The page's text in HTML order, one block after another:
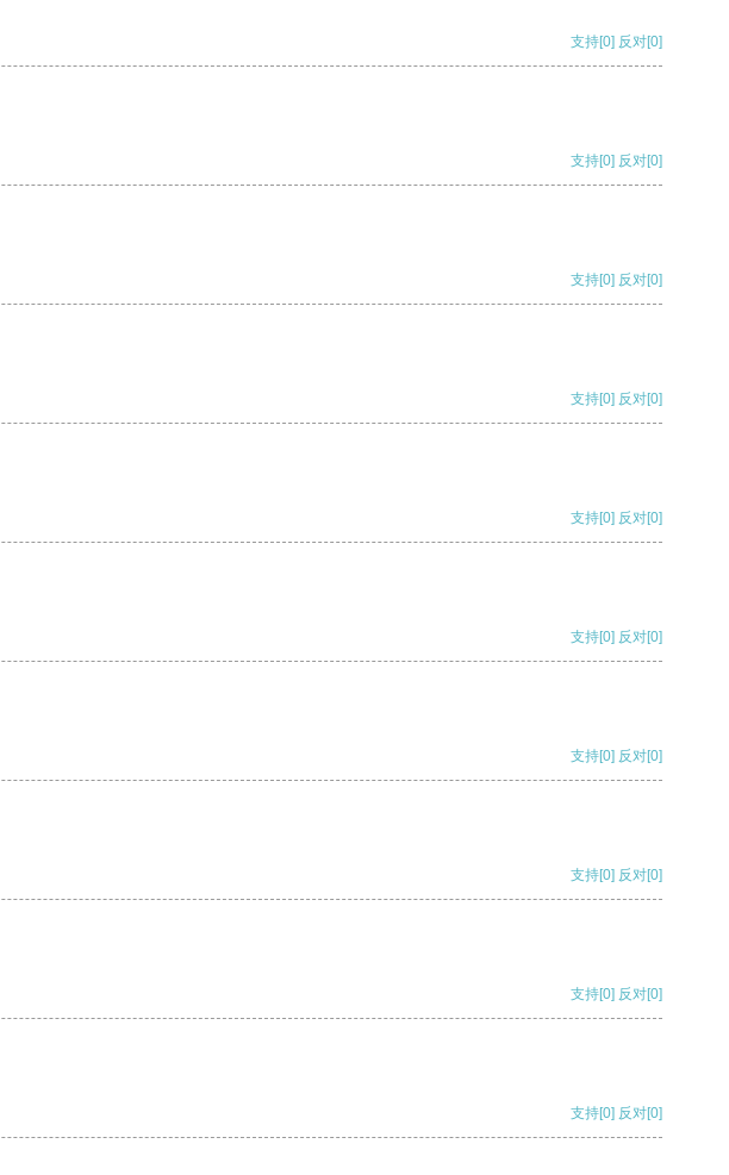
支持[0] 反对[0]
支持[0] 反对[0]
支持[0] 反对[0]
支持[0] 反对[0]
支持[0] 反对[0]
支持[0] 反对[0]
支持[0] 反对[0]
支持[0] 反对[0]
支持[0] 反对[0]
支持[0] 反对[0]